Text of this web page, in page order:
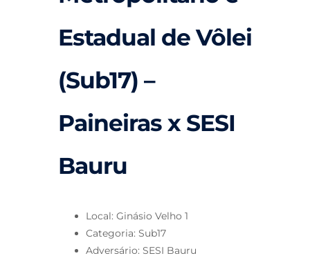
Estadual de Vôlei
(Sub17) –
Paineiras x SESI
Bauru
Local: Ginásio Velho 1
Categoria: Sub17
Adversário: SESI Bauru